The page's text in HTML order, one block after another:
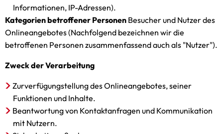
Informationen, IP-Adressen).
Kategorien betroffener Personen Besucher und Nutzer des
Onlineangebotes (Nachfolgend bezeichnen wir die
betroffenen Personen zusammenfassend auch als "Nutzer").
Zweck der Verarbeitung
Zurverfügungstellung des Onlineangebotes, seiner
Funktionen und Inhalte.
Beantwortung von Kontaktanfragen und Kommunikation
mit Nutzern.